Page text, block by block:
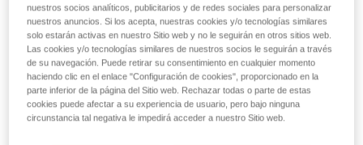
Elección de los mosquetones para conectar
al arnés un HUIT, RACK...
nuestros socios analíticos, publicitarios y de redes sociales para personalizar
nuestros anuncios. Si los acepta, nuestras cookies y/o tecnologías similares
solo estarán activas en nuestro Sitio web y no le seguirán en otros sitios web.
Las cookies y/o tecnologías similares de nuestros socios le seguirán a través
de su navegación. Puede retirar su consentimiento en cualquier momento
haciendo clic en el enlace "Configuración de cookies", proporcionado en la
parte inferior de la página del Sitio web. Rechazar todas o parte de estas
cookies puede afectar a su experiencia de usuario, pero bajo ninguna
circunstancia tal negativa le impedirá acceder a nuestro Sitio web.